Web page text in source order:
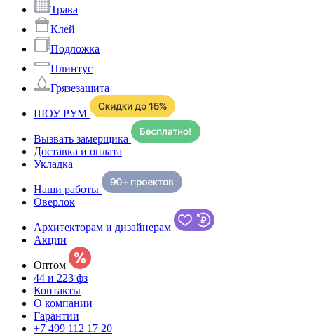
Трава
Клей
Подложка
Плинтус
Грязезащита
ШОУ РУМ
Вызвать замерщика
Доставка и оплата
Укладка
Наши работы
Оверлок
Архитекторам и дизайнерам
Акции
Оптом
44 и 223 фз
Контакты
О компании
Гарантии
+7 499 112 17 20